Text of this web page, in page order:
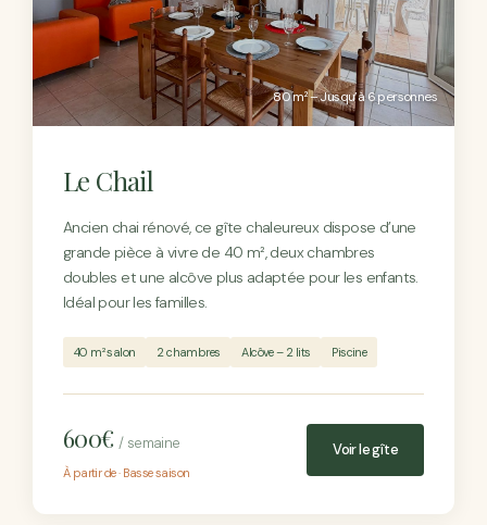
80 m² – Jusqu’à 6 personnes
Le Chail
Ancien chai rénové, ce gîte chaleureux dispose d’une
grande pièce à vivre de 40 m², deux chambres
doubles et une alcôve plus adaptée pour les enfants.
Idéal pour les familles.
40 m² salon 2 chambres Alcôve – 2 lits Piscine
600€ / semaine
À partir de · Basse saison
Voir le gîte